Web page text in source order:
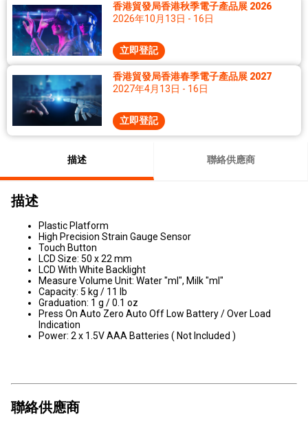
香港貿發局香港秋季電子產品展 2026
2026年10月13日 - 16日
立即登記
香港貿發局香港春季電子產品展 2027
2027年4月13日 - 16日
立即登記
描述 聯絡供應商
描述
Plastic Platform
High Precision Strain Gauge Sensor
Touch Button
LCD Size: 50 x 22 mm
LCD With White Backlight
Measure Volume Unit: Water "ml", Milk "ml"
Capacity: 5 kg / 11 lb
Graduation: 1 g / 0.1 oz
Press On Auto Zero Auto Off Low Battery / Over Load
Indication
​Power: 2 x 1.5V AAA Batteries ( Not Included )
聯絡供應商